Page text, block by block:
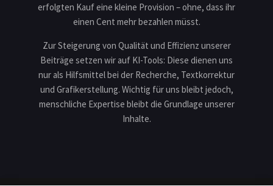
erfolgten Kauf eine kleine Provision – ohne, dass ihr
einen Cent mehr bezahlen müsst.
Zur Steigerung von Qualität und Effizienz unserer
Beiträge setzen wir auf KI-Tools: Diese dienen uns
nur als Hilfsmittel bei der Recherche, Textkorrektur
und Grafikerstellung. Wichtig für uns bleibt jedoch,
menschliche Expertise bleibt die Grundlage unserer
Inhalte.